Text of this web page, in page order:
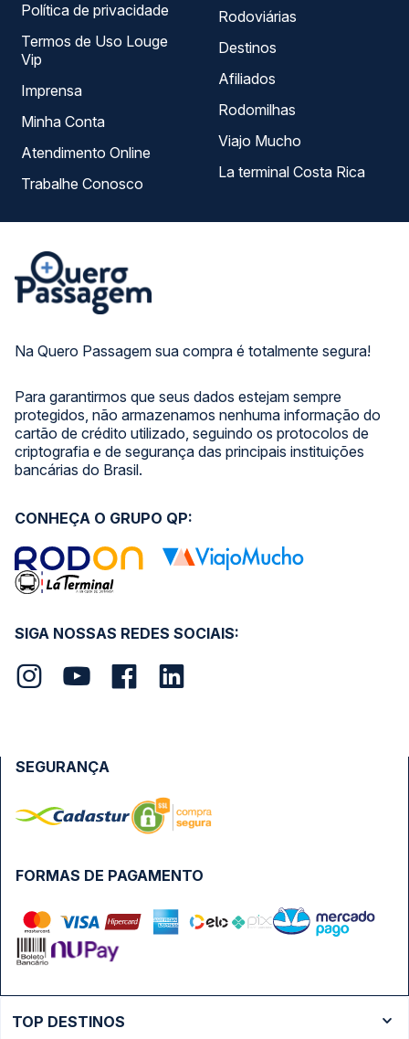
Na Quero Passagem sua compra é totalmente segura!
Para garantirmos que seus dados estejam sempre
protegidos, não armazenamos nenhuma informação do
cartão de crédito utilizado, seguindo os protocolos de
criptografia e de segurança das principais instituições
bancárias do Brasil.
Política de privacidade
Termos de Uso Louge
Vip
Imprensa
Minha Conta
Atendimento Online
Trabalhe Conosco
Rodoviárias
Destinos
Afiliados
Rodomilhas
Viajo Mucho
La terminal Costa Rica
SIGA NOSSAS REDES SOCIAIS:
CONHEÇA O GRUPO QP:
FORMAS DE PAGAMENTO
SEGURANÇA
TOP DESTINOS